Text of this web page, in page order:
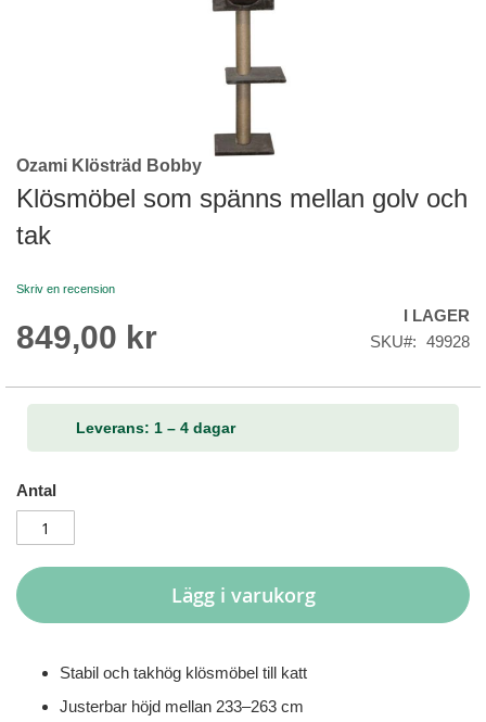
Skip
to
the
beginning
the
gallery
Ozami Klösträd Bobby
Klösmöbel som spänns mellan golv och
tak
Skriv en recension
849,00 kr
I LAGER
SKU
49928
Leverans: 1 – 4 dagar
Antal
Lägg i varukorg
Stabil och takhög klösmöbel till katt
Justerbar höjd mellan 233–263 cm